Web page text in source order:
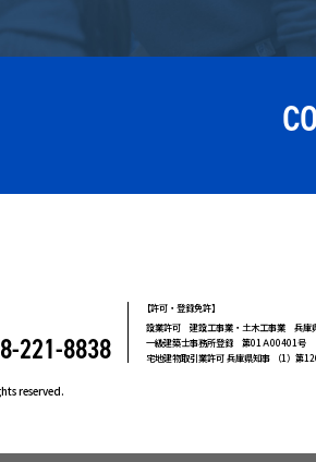
221-8838
【許可・登録免許】
設業許可 建設工事業・土木工事業 兵庫
一級建築士事務所登録 第01Ａ00401
宅地建物取引業許可 兵庫県知事 （1）第
reserved.